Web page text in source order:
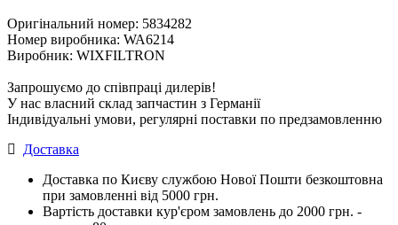
Оригінальний номер: 5834282
Номер виробника: WA6214
Виробник: WIXFILTRON
Запрошуємо до співпраці дилерів!
У нас власний склад запчастин з Германії
Індивідуальні умови, регулярні поставки по предзамовленню
Доставка
Доставка по Києву службою Нової Пошти безкоштовна
при замовленні від 5000 грн.
Вартість доставки кур'єром замовлень до 2000 грн. -